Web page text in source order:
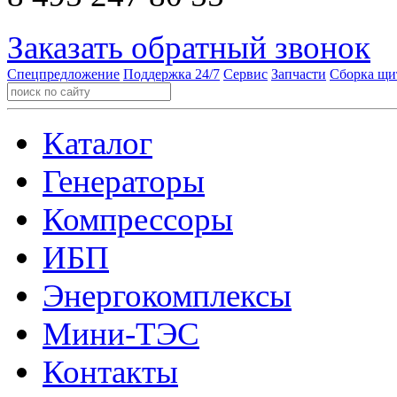
Заказать обратный звонок
Спецпредложение Поддержка 24/7 Сервис Запчасти Сборка
Каталог
Генераторы
Компрессоры
ИБП
Энергокомплексы
Мини-ТЭС
Контакты